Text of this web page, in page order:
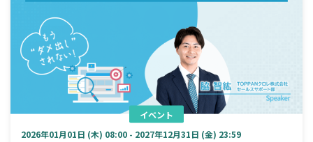
イベント
2026年01月01日 (木) 08:00 - 2027年12月31日 (金) 23:59